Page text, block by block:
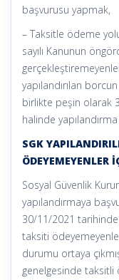
başvurusu yapmak,
– Taksitle ödeme
sayılı Kanunun
yapılandırılan
birlikte peşin olarak
halinde
SGK
ÖDEYEMEYENLER
Sosyal Güvenlik
yapılandırmaya
30/11/2021
taksiti
durumu ortaya
genelgesinde